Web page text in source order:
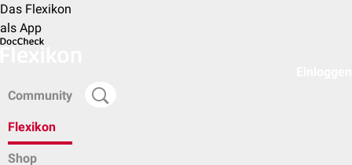
Das Flexikon
als App
Community
Flexikon
Shop